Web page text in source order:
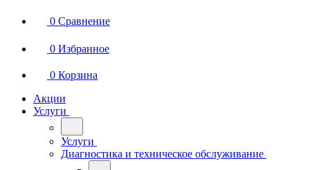
0 Сравнение
0 Избранное
0 Корзина
Акции
Услуги
Услуги
Диагностика и техническое обслуживание